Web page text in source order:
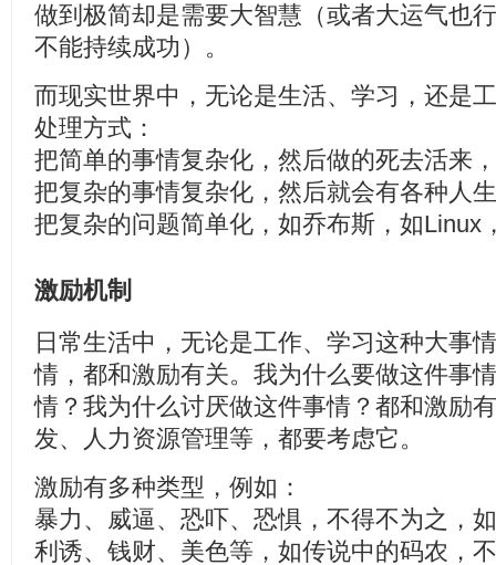
做到极简却是需要大智慧（或者大运气也
不能持续成功）。
而现实世界中，无论是生活、学习，还是
处理方式：
把简单的事情复杂化，然后做的死去活来
把复杂的事情复杂化，然后就会有各种人
把复杂的问题简单化，如乔布斯，如Linux
激励机制
日常生活中，无论是工作、学习这种大事
情，都和激励有关。我为什么要做这件事
情？我为什么讨厌做这件事情？都和激励
发、人力资源管理等，都要考虑它。
激励有多种类型，例如：
暴力、威逼、恐吓、恐惧，不得不为之，
利诱、钱财、美色等，如传说中的码农，